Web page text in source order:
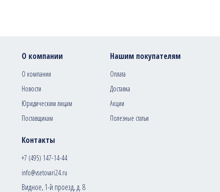
Контакты
+7 (495) 147-14-44
info@vsetovari24.ru
Видное, 1-й проезд, д. 8
О компании
О компании
Новости
Юридическим лицам
Поставщикам
Нашим покупателям
Оплата
Доставка
Акции
Полезные статьи